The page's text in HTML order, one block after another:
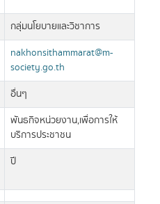
กลุ่มนโยบายและวิชาการ
nakhonsithammarat@m-
society.go.th
อื่นๆ
พันธกิจหน่วยงาน,เพื่อการให้
บริการประชาชน
ปี